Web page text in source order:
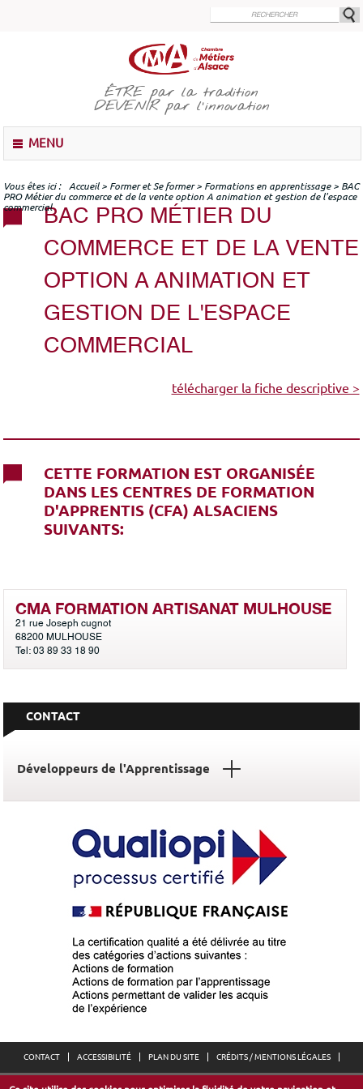
principal
ÊTREpar la tradition
DEVENIRpar l'innovation
u
MENU
Vous êtes ici Accueil> Former et Se former> Formations en apprentissage> BAC
PRO Métier du commerce et de la vente option A animation et gestion de l'espace
commercial
BAC PRO MÉTIER DU
COMMERCE ET DE LA VENTE
OPTION A ANIMATION ET
GESTION DE L'ESPACE
COMMERCIAL
télécharger la fiche descriptive >
CETTE FORMATION EST ORGANISÉE
DANS LES CENTRES DE FORMATION
D'APPRENTIS (CFA) ALSACIENS
SUIVANTS:
CMA FORMATION ARTISANAT MULHOUSE
21 rue Joseph cugnot
68200 MULHOUSE
Tel: 03 89 33 18 90
CONTACT
Développeurs de l'Apprentissage
CONTACT ACCESSIBILITÉ PLAN DU SITE CRÉDITS / MENTIONS LÉGALES